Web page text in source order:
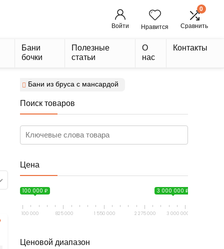
Войти Нравится
0
Сравнить
Бани
бочки
Полезные
статьи
О
нас
Контакты
Бани из бруса с мансардой
Поиск товаров
Цена
100 000 ₽ 3 000 000 ₽
100 000 825 000 1 550 000 2 275 000 3 000 000
Ценовой диапазон